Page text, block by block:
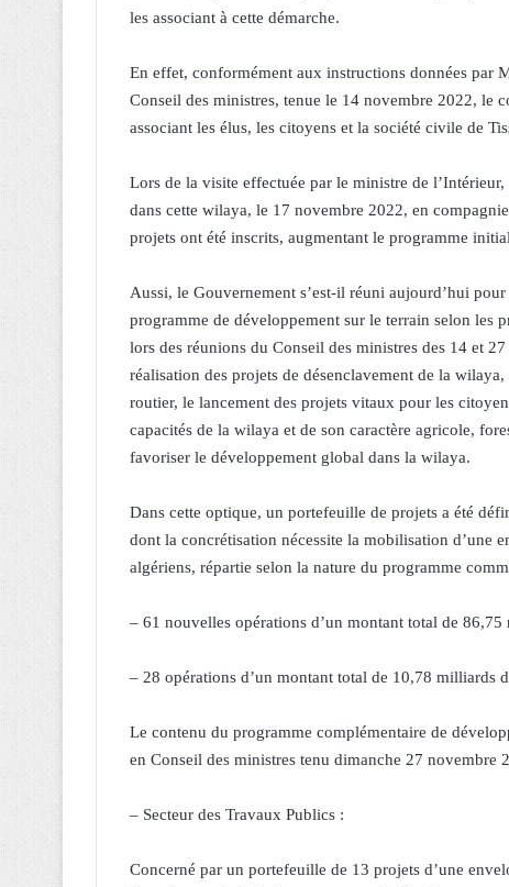
les associant à cette démarche.
En effet, conformément aux instructions données par
Conseil des ministres, tenue le 14 novembre 2022, le
associant les élus, les citoyens et la société civile de
Lors de la visite effectuée par le ministre de
dans cette wilaya, le 17 novembre 2022, en
projets ont été inscrits, augmentant le programme
Aussi, le Gouvernement s’est-il réuni aujourd’hui
programme de développement sur le terrain selon les
lors des réunions du Conseil des ministres des 14 et
réalisation des projets de désenclavement de la
routier, le lancement des projets vitaux pour les
capacités de la wilaya et de son caractère agricole,
favoriser le développement global dans la wilaya.
Dans cette optique, un portefeuille de projets a été
dont la concrétisation nécessite la mobilisation d’une
algériens, répartie selon la nature du programme
– 61 nouvelles opérations d’un montant total de
– 28 opérations d’un montant total de 10,78 milliards
Le contenu du programme complémentaire de
en Conseil des ministres tenu dimanche 27 novembre
– Secteur des Travaux Publics :
Concerné par un portefeuille de 13 projets d’une